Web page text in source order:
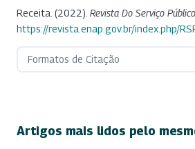
Receita. (2022). Revista Do Serviço Público
https://revista.enap.gov.br/index.php/
Formatos de Citação
Artigos mais lidos pelo